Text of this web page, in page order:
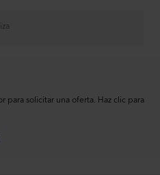
solicitar una oferta. Haz clic para